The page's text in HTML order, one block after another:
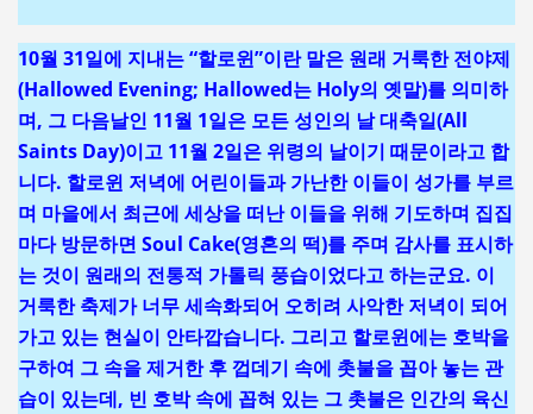
10월 31일에 지내는 “할로윈”이란 말은 원래 거룩한 전야제
(Hallowed Evening; Hallowed는 Holy의 옛말)를 의미하
며, 그 다음날인 11월 1일은 모든 성인의 날 대축일(All
Saints Day)이고 11월 2일은 위령의 날이기 때문이라고 합
니다. 할로윈 저녁에 어린이들과 가난한 이들이 성가를 부르
며 마을에서 최근에 세상을 떠난 이들을 위해 기도하며 집집
마다 방문하면 Soul Cake(영혼의 떡)를 주며 감사를 표시하
는 것이 원래의 전통적 가톨릭 풍습이었다고 하는군요. 이
거룩한 축제가 너무 세속화되어 오히려 사악한 저녁이 되어
가고 있는 현실이 안타깝습니다. 그리고 할로윈에는 호박을
구하여 그 속을 제거한 후 껍데기 속에 촛불을 꼽아 놓는 관
습이 있는데, 빈 호박 속에 꼽혀 있는 그 촛불은 인간의 육신